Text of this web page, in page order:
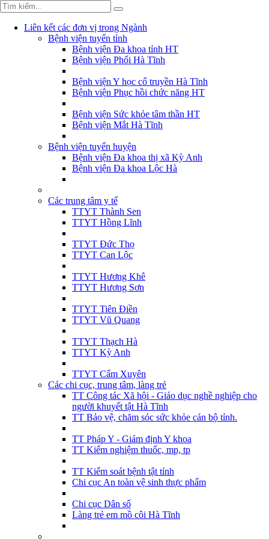
Liên kết các đơn vị trong Ngành
Bệnh viện tuyến tỉnh
Bệnh viện Đa khoa tỉnh HT
Bệnh viện Phổi Hà Tĩnh
Bệnh viện Y học cổ truyền Hà Tĩnh
Bệnh viện Phục hồi chức năng HT
Bệnh viện Sức khỏe tâm thần HT
Bệnh viện Mắt Hà Tĩnh
Bệnh viện tuyến huyện
Bệnh viện Đa khoa thị xã Kỳ Anh
Bệnh viện Đa khoa Lộc Hà
Các trung tâm y tế
TTYT Thành Sen
TTYT Hồng Lĩnh
TTYT Đức Thọ
TTYT Can Lộc
TTYT Hương Khê
TTYT Hương Sơn
TTYT Tiên Điền
TTYT Vũ Quang
TTYT Thạch Hà
TTYT Kỳ Anh
TTYT Cẩm Xuyên
Các chi cục, trung tâm, làng trẻ
TT Công tác Xã hội - Giáo dục nghề nghiệp cho
người khuyết tật Hà Tĩnh
TT Bảo vệ, chăm sóc sức khỏe cán bộ tỉnh.
TT Pháp Y - Giám định Y khoa
TT Kiểm nghiệm thuốc, mp, tp
TT Kiểm soát bệnh tật tỉnh
Chi cục An toàn vệ sinh thực phẩm
Chi cục Dân số
Làng trẻ em mồ côi Hà Tĩnh